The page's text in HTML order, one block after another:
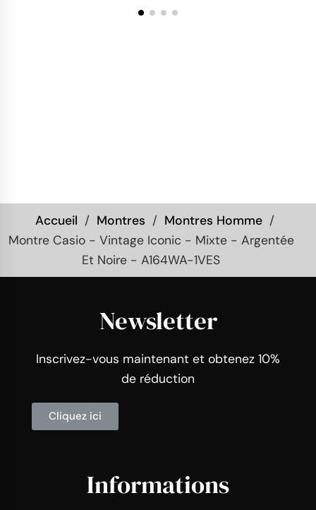
Accueil Montres
Montres Homme
Montre Casio - Vintage Iconic - Mixte - Argentée
Et Noire - A164WA-1VES
Newsletter
Inscrivez-vous maintenant et obtenez 10%
de réduction
Cliquez ici
Informations